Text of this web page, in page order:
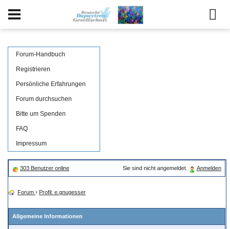
Forum-Handbuch
Registrieren
Persönliche Erfahrungen
Forum durchsuchen
Bitte um Spenden
FAQ
Impressum
303 Benutzer online Sie sind nicht angemeldet. Anmelden
Forum › Profil: e.gnugesser
Allgemeine Informationen